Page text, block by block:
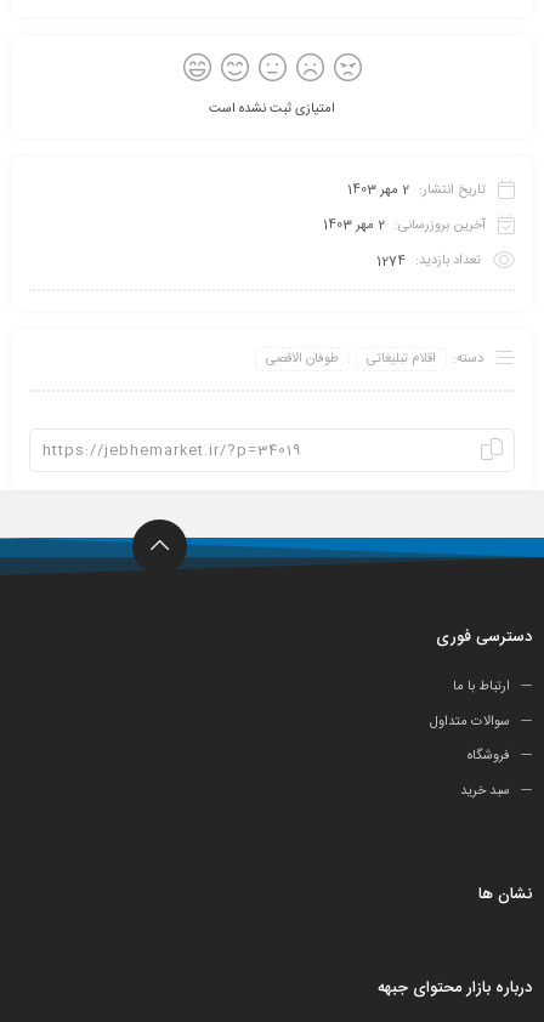
امتیازی ثبت نشده است
تاریخ انتشار: 2 مهر 1403
آخرین بروزرسانی: 2 مهر 1403
تعداد بازدید: 1274
دسته: اقلام تبلیغاتی طوفان الاقصی
دسترسی فوری
ارتباط با ما
سوالات متداول
فروشگاه
سبد خرید
نشان ها
درباره بازار محتوای جبهه